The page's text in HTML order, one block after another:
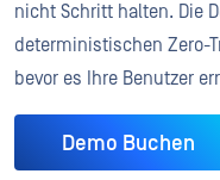
nicht Schritt halten. Die
deterministischen Zero-
bevor es Ihre Benutzer
Demo Buchen